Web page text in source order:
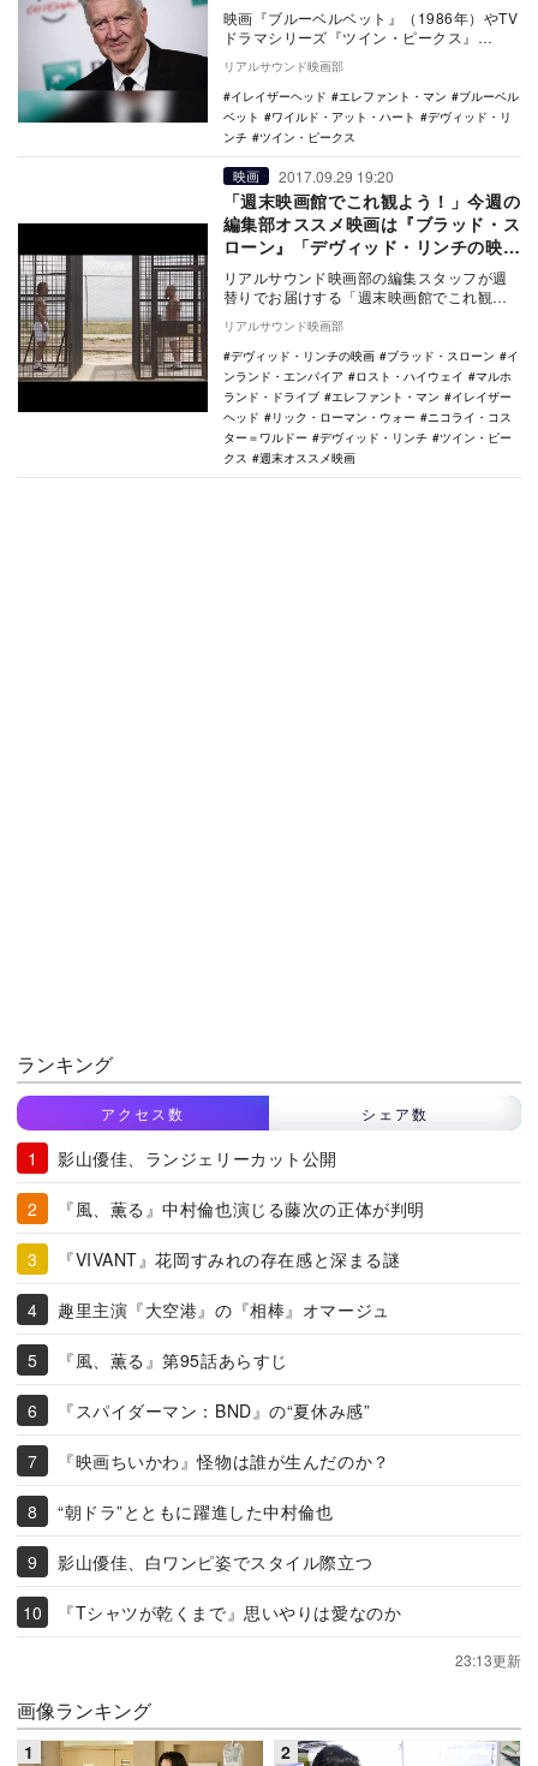
映画『ブルーベルベット』（1986年）やTV
ドラマシリーズ『ツイン・ピークス』
（1990 年〜1991年）で知られるアメリカ
の映…
リアルサウンド映画部
イレイザーヘッド
エレファント・マン
ブルーベル
ベット
ワイルド・アット・ハート
デヴィッド・リ
ンチ
ツイン・ピークス
映画 2017.09.29 19:20
「週末映画館でこれ観よう！」今週の
編集部オススメ映画は『ブラッド・ス
ローン』「デヴィッド・リンチの映
画」
リアルサウンド映画部の編集スタッフが週
替りでお届けする「週末映画館でこれ観よ
う！」。毎週末にオススメ映画・特集上映
をご紹介。今週…
リアルサウンド映画部
デヴィッド・リンチの映画
ブラッド・スローン
イ
ンランド・エンパイア
ロスト・ハイウェイ
マルホ
ランド・ドライブ
エレファント・マン
イレイザー
ヘッド
リック・ローマン・ウォー
ニコライ・コス
ター＝ワルドー
デヴィッド・リンチ
ツイン・ピー
クス
週末オススメ映画
ランキング
アクセス数 シェア数
影山優佳、ランジェリーカット公開
『風、薫る』中村倫也演じる藤次の正体が判明
『VIVANT』花岡すみれの存在感と深まる謎
趣里主演『大空港』の『相棒』オマージュ
『風、薫る』第95話あらすじ
『スパイダーマン：BND』の“夏休み感”
『映画ちいかわ』怪物は誰が生んだのか？
“朝ドラ”とともに躍進した中村倫也
影山優佳、白ワンピ姿でスタイル際立つ
『Tシャツが乾くまで』思いやりは愛なのか
23:13更新
画像ランキング